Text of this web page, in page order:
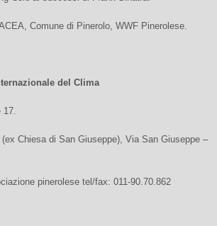
Comune di Pinerolo, WWF Pinerolese.
del Clima
17.
(ex Chiesa di San Giuseppe), Via San Giuseppe –
pinerolese tel/fax: 011-90.70.862